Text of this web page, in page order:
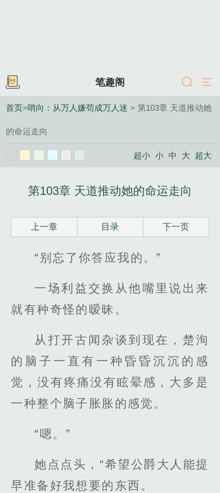
笔趣阁
首页>哨向：从万人嫌苟成万人迷 > 第103章 天道推动她
的命运走向
超小 小 中 大 超大
第103章 天道推动她的命运走向
上一章 目录 下一页
“别忘了你答应我的。”
一场利益交换从他嘴里说出来
就有种奇怪的暧昧。
从打开古闻杂谈到现在，楚洵
的脑子一直有一种昏昏沉沉的感
觉，没有疼痛没有眩晕感，大多是
一种整个脑子胀胀的感觉。
“嗯。”
她点点头，“希望公爵大人能提
早准备好我想要的东西。